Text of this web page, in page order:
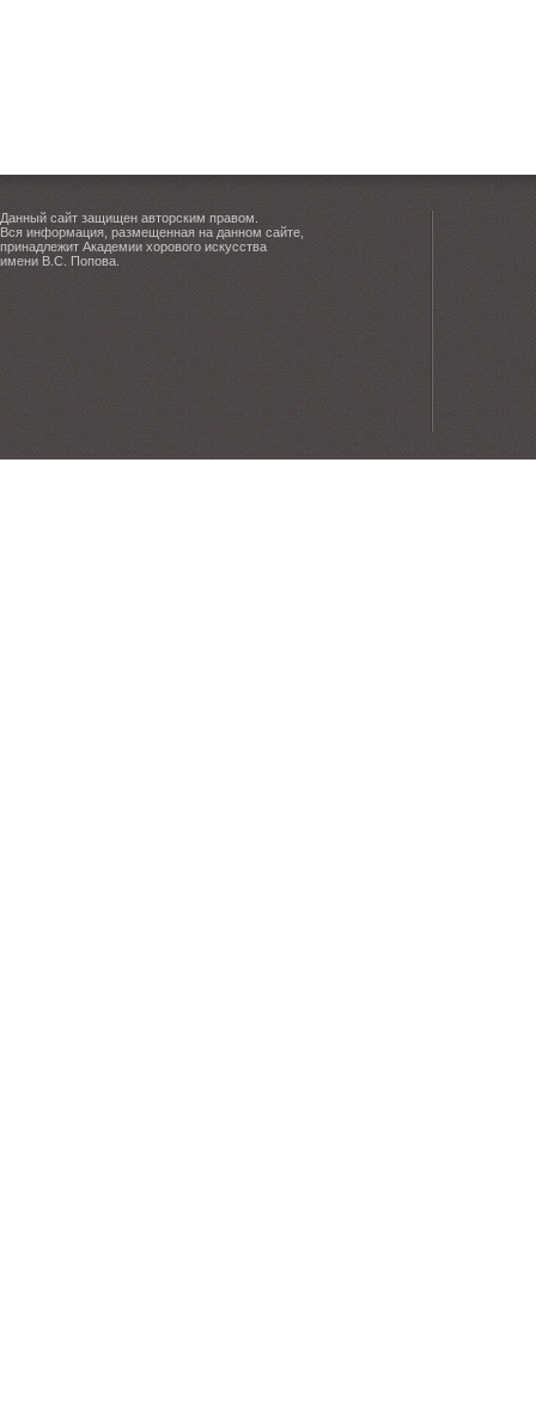
Данный сайт защищен авторским правом.
Вся информация, размещенная на данном сайте,
принадлежит Академии хорового искусства
имени В.С. Попова.